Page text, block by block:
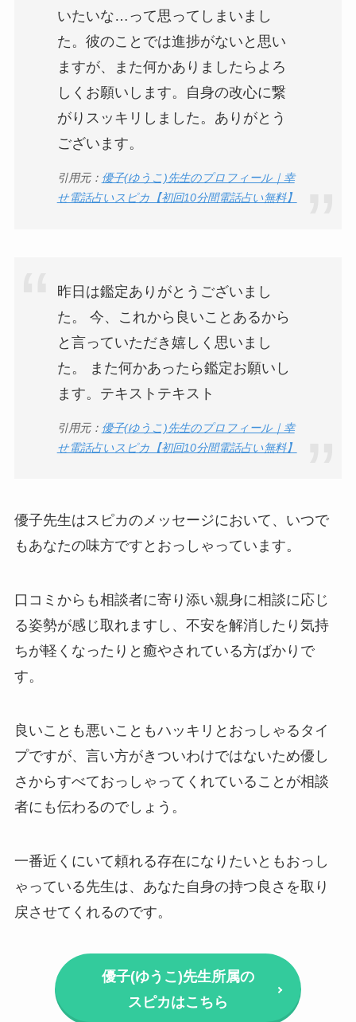
いたいな…って思ってしまいまし
た。彼のことでは進捗がないと思い
ますが、また何かありましたらよろ
しくお願いします。自身の改心に繋
がりスッキリしました。ありがとう
ございます。
引用元： 優子(ゆうこ)先生のプロフィール｜幸
せ電話占いスピカ【初回10分間電話占い無料】
昨日は鑑定ありがとうございまし
た。 今、これから良いことあるから
と言っていただき嬉しく思いまし
た。 また何かあったら鑑定お願いし
ます。テキストテキスト
引用元： 優子(ゆうこ)先生のプロフィール｜幸
せ電話占いスピカ【初回10分間電話占い無料】
優子先生はスピカのメッセージにおいて、いつで
もあなたの味方ですとおっしゃっています。
口コミからも相談者に寄り添い親身に相談に応じ
る姿勢が感じ取れますし、不安を解消したり気持
ちが軽くなったりと癒やされている方ばかりで
す。
良いことも悪いこともハッキリとおっしゃるタイ
プですが、言い方がきついわけではないため優し
さからすべておっしゃってくれていることが相談
者にも伝わるのでしょう。
一番近くにいて頼れる存在になりたいともおっし
ゃっている先生は、あなた自身の持つ良さを取り
戻させてくれるのです。
優子(ゆうこ)先生所属の
スピカはこちら